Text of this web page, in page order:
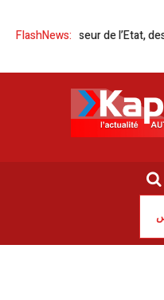
FlashNews:
| Bâtisseur de l’Etat,